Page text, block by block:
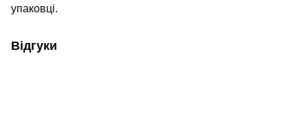
упаковці.
Відгуки